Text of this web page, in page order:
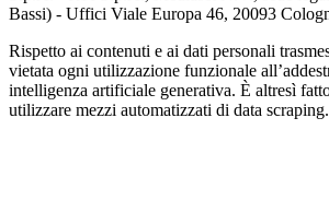
Bassi) - Uffici Viale Europa 46, 20093
Rispetto ai contenuti e ai dati personali
vietata ogni utilizzazione funzionale
intelligenza artificiale generativa. È altresì
utilizzare mezzi automatizzati di data scraping.